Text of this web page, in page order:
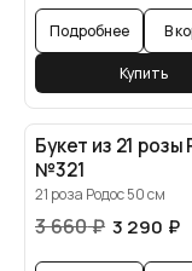
Подробнее В
Купить
Букет из 21
№321
21 роза Родос 50 см
3 660₽ 3 290 ₽